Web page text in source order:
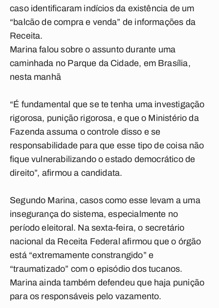
caso identificaram indícios da existência de um
“balcão de compra e venda” de informações da
Receita.
Marina falou sobre o assunto durante uma
caminhada no Parque da Cidade, em Brasília,
nesta manhã
“É fundamental que se te tenha uma investigação
rigorosa, punição rigorosa, e que o Ministério da
Fazenda assuma o controle disso e se
responsabilidade para que esse tipo de coisa não
fique vulnerabilizando o estado democrático de
direito”, afirmou a candidata.
Segundo Marina, casos como esse levam a uma
insegurança do sistema, especialmente no
período eleitoral. Na sexta-feira, o secretário
nacional da Receita Federal afirmou que o órgão
está “extremamente constrangido” e
“traumatizado” com o episódio dos tucanos.
Marina ainda também defendeu que haja punição
para os responsáveis pelo vazamento.